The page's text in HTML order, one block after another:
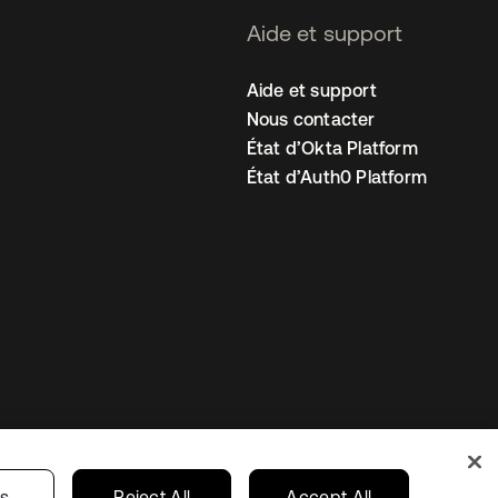
Aide et support
Aide et support
Nous contacter
État d’Okta Platform
État d’Auth0 Platform
des cookies France